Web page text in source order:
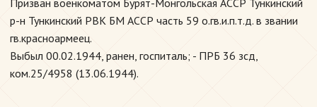
Призван военкоматом Бурят-Монгольская АССР Тункинский
р-н Тункинский РВК БМ АССР часть 59 о.гв.и.п.т.д. в звании
гв.красноармеец.
Выбыл 00.02.1944, ранен, госпиталь; - ПРБ 36 зсд,
ком.25/4958 (13.06.1944).